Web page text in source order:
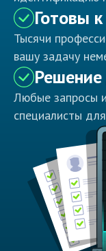
Готовы
Тысячи
вашу задачу
Решение
Любые запросы
специалисты